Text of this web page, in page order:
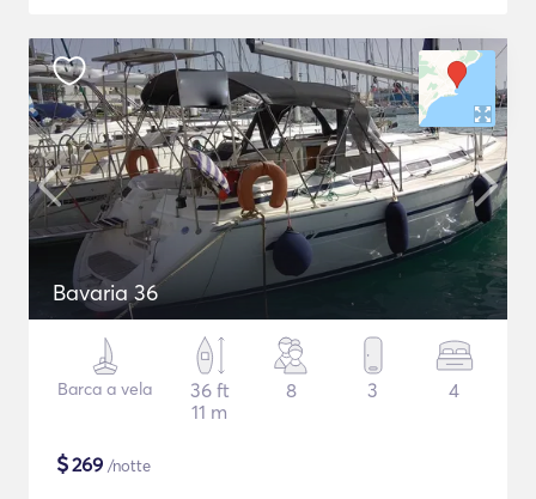
Bavaria 36
Barca a vela
36 ft
11 m
8 3 4
$269 /notte